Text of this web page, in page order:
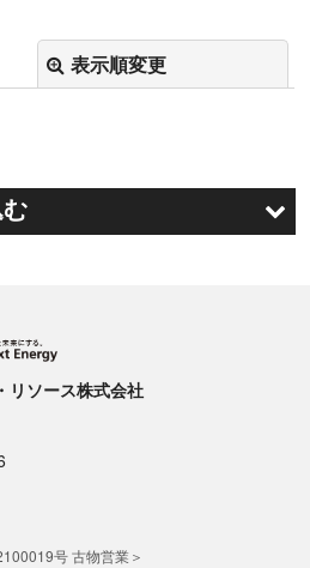
表示順変更
リソース株式会社
号 古物営業＞